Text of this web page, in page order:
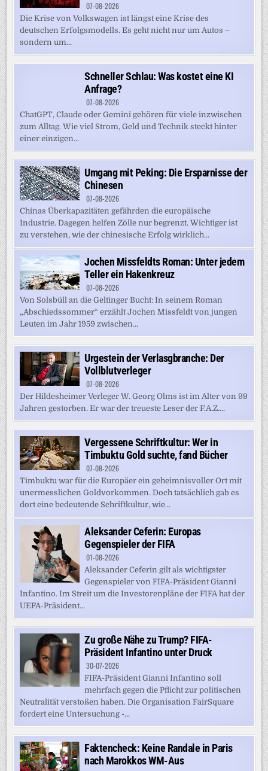
07-08-2026
Die Krise von Volkswagen ist längst eine Krise des
deutschen Erfolgsmodells. Es geht nicht nur um Autos –
sondern um...
Schneller Schlau: Was kostet eine KI
Anfrage?
07-08-2026
ChatGPT, Claude oder Gemini gehören für viele inzwischen
zum Alltag. Wie viel Strom, Geld und Technik steckt hinter
einer einzigen...
Umgang mit Peking: Die Ersparnisse der
Chinesen
07-08-2026
Chinas Überkapazitäten gefährden die europäische
Industrie. Dagegen helfen Zölle nur begrenzt. Wichtiger ist
zu verstehen, wie der chinesische Erfolg wirklich...
Jochen Missfeldts Roman: Unter jedem
Teller ein Hakenkreuz
07-08-2026
Von Solsbüll an die Geltinger Bucht: In seinem Roman
„Abschiedssommer“ erzählt Jochen Missfeldt von jungen
Leuten im Jahr 1959 zwischen...
Urgestein der Verlasgbranche: Der
Vollblutverleger
07-08-2026
Der Hildesheimer Verleger W. Georg Olms ist im Alter von 99
Jahren gestorben. Er war der treueste Leser der F.A.Z....
Vergessene Schriftkultur: Wer in
Timbuktu Gold suchte, fand Bücher
07-08-2026
Timbuktu war für die Europäer ein geheimnisvoller Ort mit
unermesslichen Goldvorkommen. Doch tatsächlich gab es
dort eine bedeutende Schriftkultur, wie...
Aleksander Ceferin: Europas
Gegenspieler der FIFA
01-08-2026
Aleksander Ceferin gilt als wichtigster
Gegenspieler von FIFA-Präsident Gianni
Infantino. Im Streit um die Investorenpläne der FIFA hat der
UEFA-Präsident...
Zu große Nähe zu Trump? FIFA-
Präsident Infantino unter Druck
30-07-2026
FIFA-Präsident Gianni Infantino soll
mehrfach gegen die Pflicht zur politischen
Neutralität verstoßen haben. Die Organisation FairSquare
fordert eine Untersuchung -...
Faktencheck: Keine Randale in Paris
nach Marokkos WM-Aus